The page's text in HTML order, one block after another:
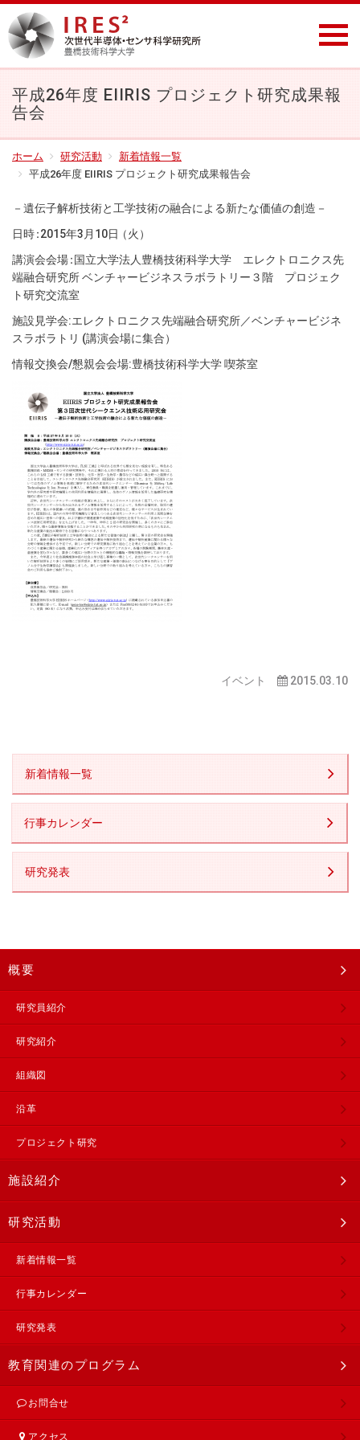
平成26年度 EIIRIS プロジェクト研究成果報
告会
ホーム 研究活動
新着情報一覧
平成26年度 EIIRIS プロジェクト研究成果報告会
－遺伝子解析技術と工学技術の融合による新たな価値の創造－
日時：2015年3月10日（火 ）
講演会会場： 国立大学法人豊橋技術科学大学 エレクトロニクス先
端融合研究所 ベンチャービジネスラボラトリー３階 プロジェク
ト研究交流室
施設見学会:エレクトロニクス先端融合研究所／ベンチャービジネ
スラボラトリ (講演会場に集合）
情報交換会/懇親会会場:豊橋技術科学大学 喫茶室
イベント 2015.03.10
新着情報一覧
行事カレンダー
研究発表
概要
研究員紹介
研究紹介
組織図
沿革
プロジェクト研究
施設紹介
研究活動
新着情報一覧
行事カレンダー
研究発表
教育関連のプログラム
お問合せ
アクセス